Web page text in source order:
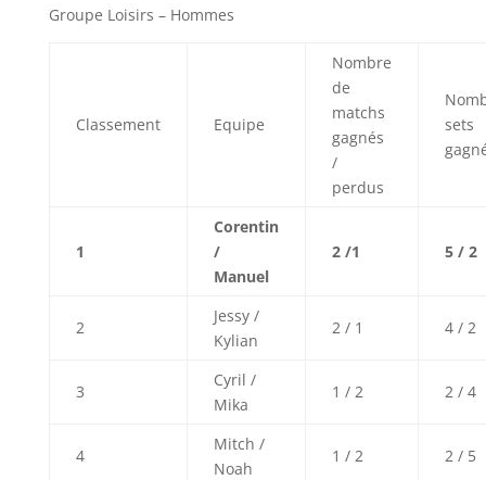
Groupe Loisirs – Hommes
Classement Equipe
Nombre
de
matchs
gagnés
/
perdus
sets
1
Corentin
/
Manuel
2 /1 5 / 2
2
Jessy /
Kylian
2 / 1 4 / 2
3
Cyril /
Mika
1 / 2 2 / 4
4
Mitch /
Noah
1 / 2 2 / 5